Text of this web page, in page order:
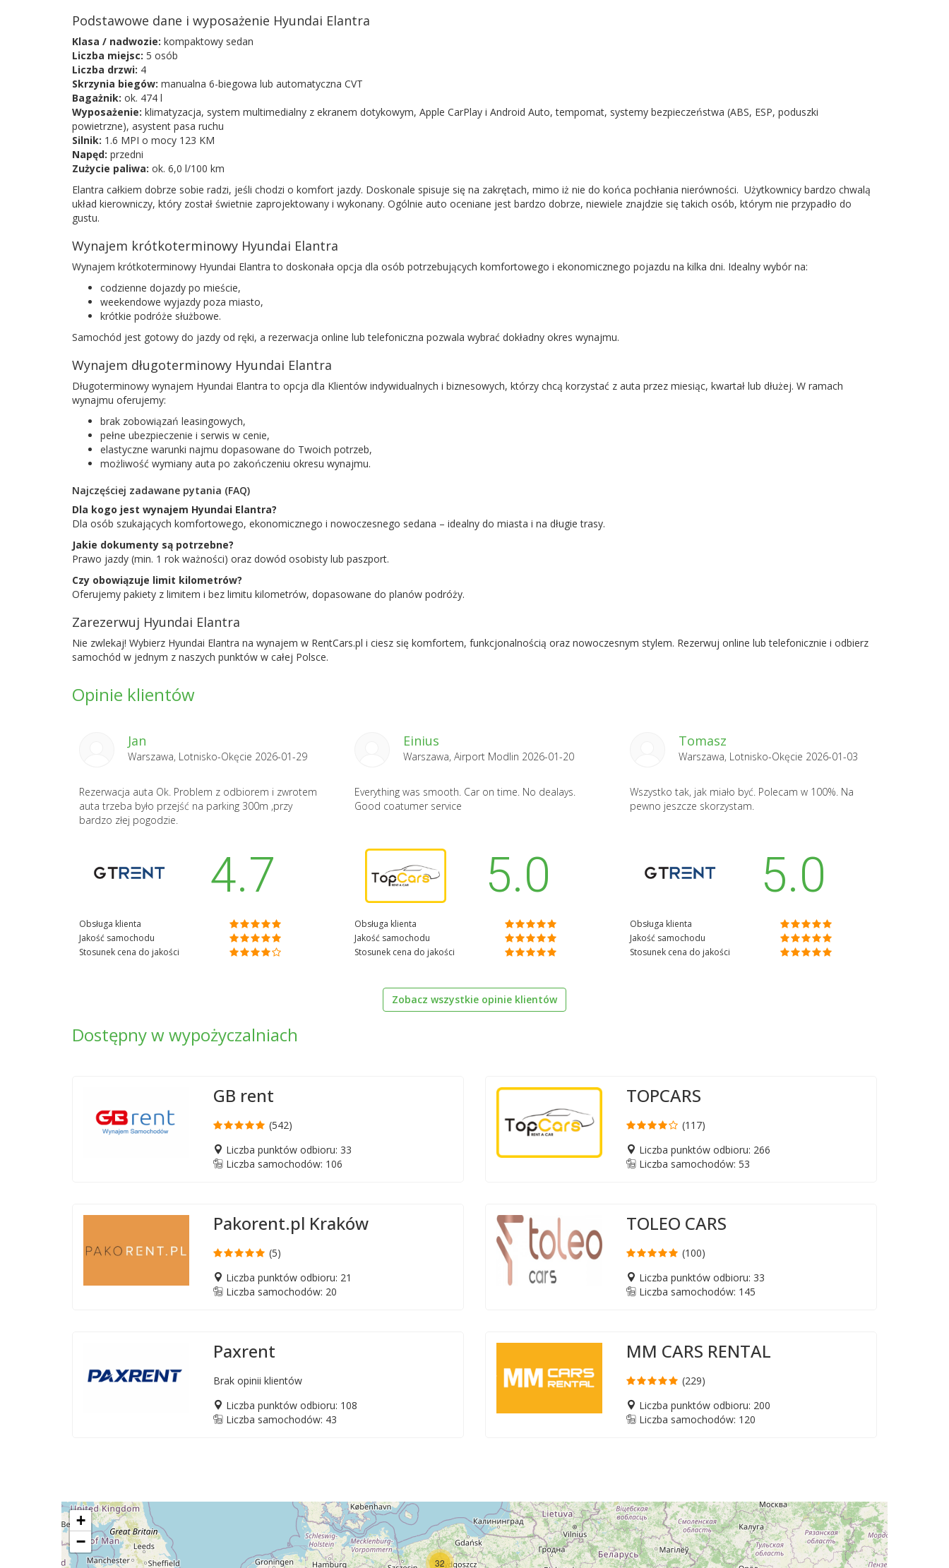
Podstawowe dane i wyposażenie Hyundai Elantra
Klasa / nadwozie: kompaktowy sedan
Liczba miejsc: 5 osób
Liczba drzwi: 4
Skrzynia biegów: manualna 6-biegowa lub automatyczna CVT
Bagażnik: ok. 474 l
Wyposażenie: klimatyzacja, system multimedialny z ekranem dotykowym, Apple CarPlay i Android Auto, tempomat, systemy bezpieczeństwa (ABS, ESP, poduszki
powietrzne), asystent pasa ruchu
Silnik: 1.6 MPI o mocy 123 KM
Napęd: przedni
Zużycie paliwa: ok. 6,0 l/100 km
Elantra całkiem dobrze sobie radzi, jeśli chodzi o komfort jazdy. Doskonale spisuje się na zakrętach, mimo iż nie do końca pochłania nierówności. Użytkownicy bardzo chwalą
układ kierowniczy, który został świetnie zaprojektowany i wykonany. Ogólnie auto oceniane jest bardzo dobrze, niewiele znajdzie się takich osób, którym nie przypadło do
gustu.
Wynajem krótkoterminowy Hyundai Elantra
Wynajem krótkoterminowy Hyundai Elantra to doskonała opcja dla osób potrzebujących komfortowego i ekonomicznego pojazdu na kilka dni. Idealny wybór na:
codzienne dojazdy po mieście,
weekendowe wyjazdy poza miasto,
krótkie podróże służbowe.
Samochód jest gotowy do jazdy od ręki, a rezerwacja online lub telefoniczna pozwala wybrać dokładny okres wynajmu.
Wynajem długoterminowy Hyundai Elantra
Długoterminowy wynajem Hyundai Elantra to opcja dla Klientów indywidualnych i biznesowych, którzy chcą korzystać z auta przez miesiąc, kwartał lub dłużej. W ramach
wynajmu oferujemy:
brak zobowiązań leasingowych,
pełne ubezpieczenie i serwis w cenie,
elastyczne warunki najmu dopasowane do Twoich potrzeb,
możliwość wymiany auta po zakończeniu okresu wynajmu.
Najczęściej zadawane pytania (FAQ)
Dla kogo jest wynajem Hyundai Elantra?
Dla osób szukających komfortowego, ekonomicznego i nowoczesnego sedana – idealny do miasta i na długie trasy.
Jakie dokumenty są potrzebne?
Prawo jazdy (min. 1 rok ważności) oraz dowód osobisty lub paszport.
Czy obowiązuje limit kilometrów?
Oferujemy pakiety z limitem i bez limitu kilometrów, dopasowane do planów podróży.
Zarezerwuj Hyundai Elantra
Nie zwlekaj! Wybierz Hyundai Elantra na wynajem w RentCars.pl i ciesz się komfortem, funkcjonalnością oraz nowoczesnym stylem. Rezerwuj online lub telefonicznie i odbierz
samochód w jednym z naszych punktów w całej Polsce.
Opinie klientów
Jan
Warszawa, Lotnisko-Okęcie 2026-01-29
Rezerwacja auta Ok. Problem z odbiorem i zwrotem
auta trzeba było przejść na parking 300m ,przy
bardzo złej pogodzie.
4.7
Obsługa klienta
Jakość samochodu
Stosunek cena do jakości
Einius
Warszawa, Airport Modlin 2026-01-20
Everything was smooth. Car on time. No dealays.
Good coatumer service
5.0
Obsługa klienta
Jakość samochodu
Stosunek cena do jakości
Tomasz
Warszawa, Lotnisko-Okęcie 2026-01-03
Wszystko tak, jak miało być. Polecam w 100%. Na
pewno jeszcze skorzystam.
5.0
Obsługa klienta
Jakość samochodu
Stosunek cena do jakości
Zobacz wszystkie opinie klientów
Dostępny w wypożyczalniach
GB rent
(542)
Liczba punktów odbioru: 33
Liczba samochodów: 106
TOPCARS
(117)
Liczba punktów odbioru: 266
Liczba samochodów: 53
Pakorent.pl Kraków
(5)
Liczba punktów odbioru: 21
Liczba samochodów: 20
TOLEO CARS
(100)
Liczba punktów odbioru: 33
Liczba samochodów: 145
Paxrent
Brak opinii klientów
Liczba punktów odbioru: 108
Liczba samochodów: 43
MM CARS RENTAL
(229)
Liczba punktów odbioru: 200
Liczba samochodów: 120
32
+
−